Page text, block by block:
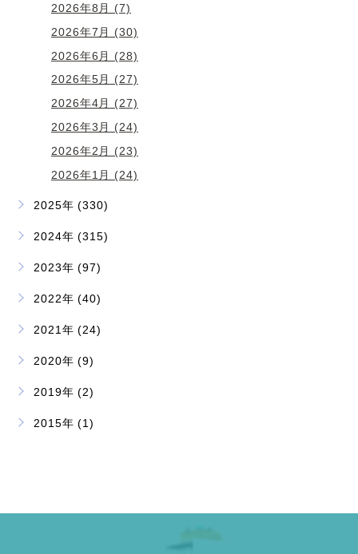
2026年8月 (7)
2026年7月 (30)
2026年6月 (28)
2026年5月 (27)
2026年4月 (27)
2026年3月 (24)
2026年2月 (23)
2026年1月 (24)
2025年 (330)
2024年 (315)
2023年 (97)
2022年 (40)
2021年 (24)
2020年 (9)
2019年 (2)
2015年 (1)